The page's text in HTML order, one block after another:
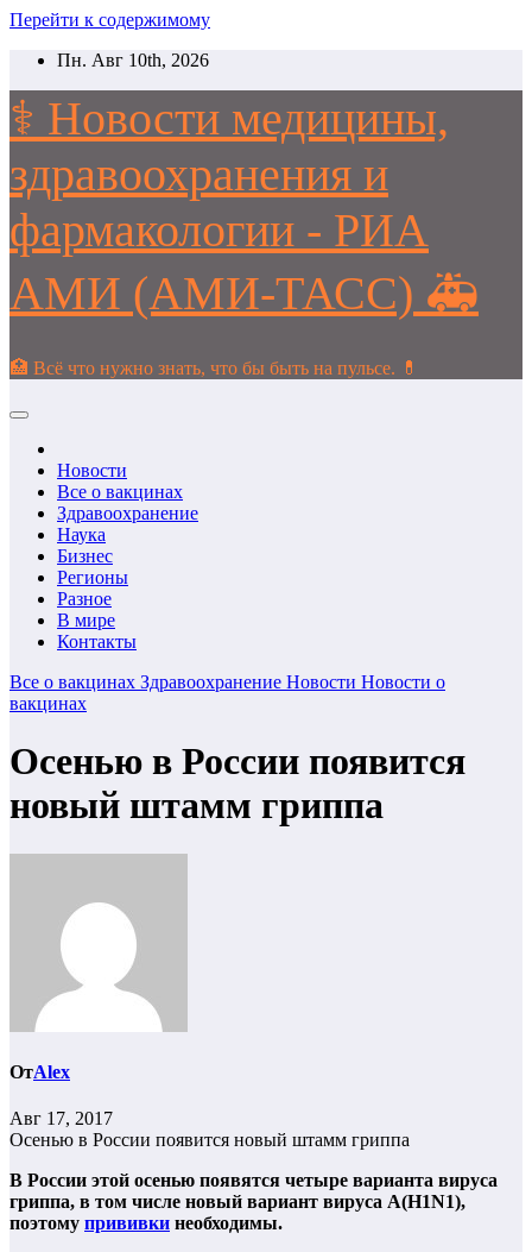
Перейти к содержимому
Пн. Авг 10th, 2026
⚕️ Новости медицины,
здравоохранения и
фармакологии - РИА
АМИ (АМИ-ТАСС) 🚑
🏥 Всё что нужно знать, что бы быть на пульсе. 💊
Новости
Все о вакцинах
Здравоохранение
Наука
Бизнес
Регионы
Разное
В мире
Контакты
Все о вакцинах Здравоохранение Новости Новости о
вакцинах
Осенью в России появится
новый штамм гриппа
ОтAlex
Авг 17, 2017
Осенью в России появится новый штамм гриппа
В России этой осенью появятся четыре варианта вируса
гриппа, в том числе новый вариант вируса A(H1N1),
поэтому прививки необходимы.